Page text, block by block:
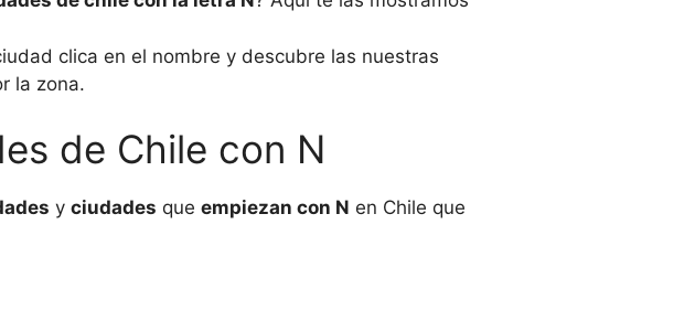
clica en el nombre y descubre las nuestras
la zona.
de Chile con N
y ciudades que empiezan con N en Chile que